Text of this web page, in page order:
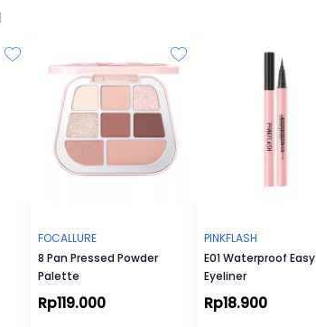
FOCALLURE
8 Pan Pressed Powder
Palette
Rp119.000
PINKFLASH
E01 Waterproof Easy
Eyeliner
Rp18.900